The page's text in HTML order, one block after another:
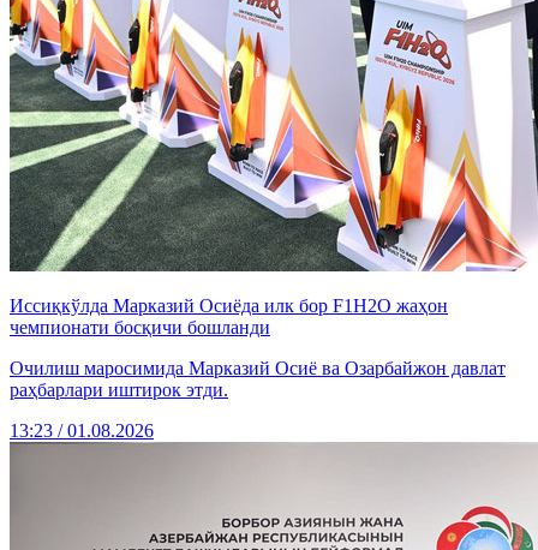
Иссиқкўлда Марказий Осиёда илк бор F1H2O жаҳон
чемпионати босқичи бошланди
Очилиш маросимида Марказий Осиё ва Озарбайжон давлат
раҳбарлари иштирок этди.
13:23 / 01.08.2026